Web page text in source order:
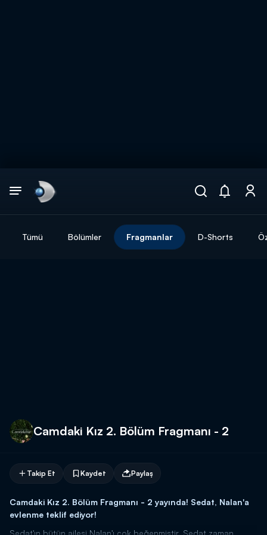
Tümü Bölümler Fragmanlar D-Shorts
Camdaki Kız 2. Bölüm Fragmanı - 2
Takip Et Kaydet Paylaş
Camdaki Kız 2. Bölüm Fragmanı - 2 yayında! Sedat, Nalan'a
evlenme teklif ediyor!
Sedat'ın bütün ailesi Nalan'ı çok beğenmiştir. Sedat zaman